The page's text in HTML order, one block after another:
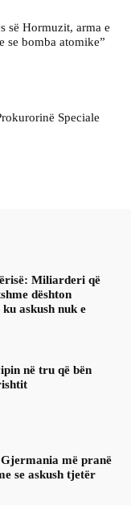
së Hormuzit, arma e
se bomba atomike”
Speciale
Miliarderi që
dështon
askush nuk e
në tru që bën
më pranë
se askush tjetër